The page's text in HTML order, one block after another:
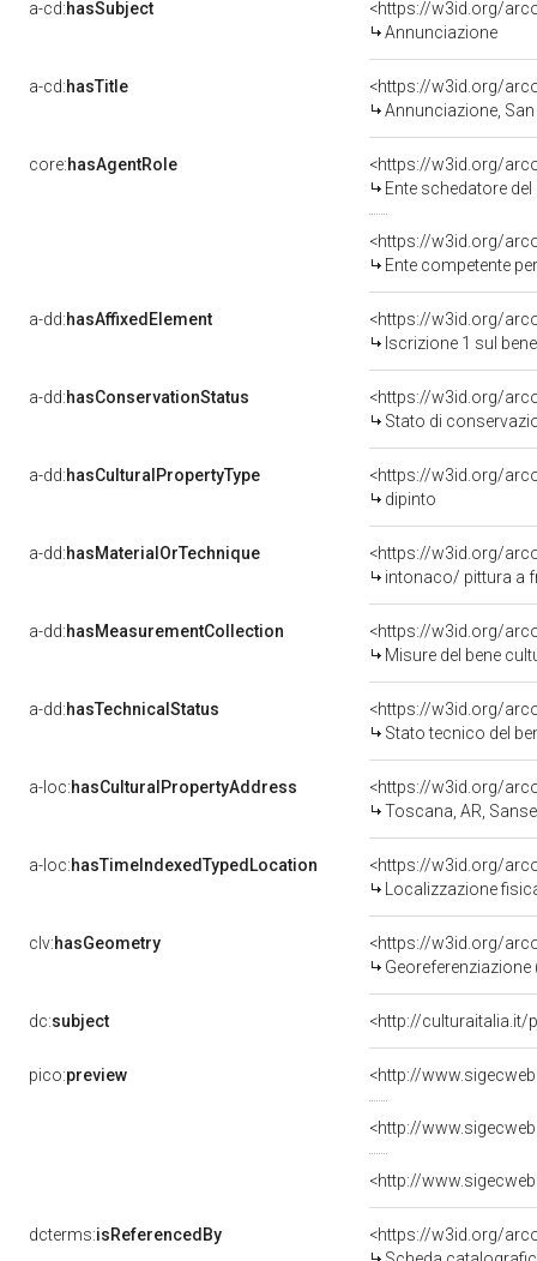
a-cd:hasSubject
<https://w3id.org/
Annunciazione
a-cd:hasTitle
<https://w3id.org/
Annunciazione,
core:hasAgentRole
<https://w3id.org/
Ente schedatore
<https://w3id.org/
Ente competente per tutela
a-dd:hasAffixedElement
<https://w3id.org/
Iscrizione 1 sul
a-dd:hasConservationStatus
<https://w3id.org/
Stato di
a-dd:hasCulturalPropertyType
<https://w3id.org/
dipinto
a-dd:hasMaterialOrTechnique
<https://w3id.org/
intonaco/ pittura a
a-dd:hasMeasurementCollection
<https://w3id.org/
Misure del bene
a-dd:hasTechnicalStatus
<https://w3id.org/
Stato tecnico del
a-loc:hasCulturalPropertyAddress
<https://w3id.org/
Toscana, AR,
a-loc:hasTimeIndexedTypedLocation
<https://w3id.org/
Localizzazione
clv:hasGeometry
<https://w3id.org/
dc:subject <http://culturaitalia.it/
pico:preview <http://
<http://
<http://
dcterms:isReferencedBy
<https://w3id.org/